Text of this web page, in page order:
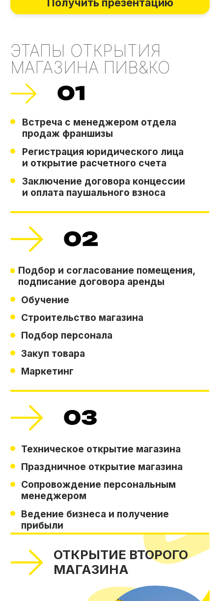
Получите детальную
информацию по этапам
Получить информацию
Ведение бизнеса и получение
прибыли
Сопровождение персональным
менеджером
Праздничное открытие магазина
Техническое открытие магазина
ОТКРЫТИЕ ВТОРОГО
МАГАЗИНА
Отзывы о франшизе
Андрей Беседин
г. Екатеринбург